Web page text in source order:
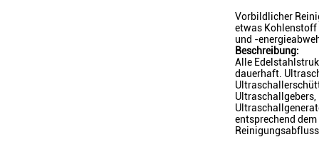
Vorbildlicher
etwas Kohlenstoff
und -
Beschreibung:
Alle
dauerhaft.
entsprechend